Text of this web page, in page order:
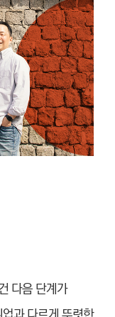
다음 단계가